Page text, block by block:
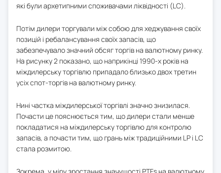
які були архетипними споживачами ліквідності (LC).
Потім дилери торгували між собою для хеджування своїх
позицій і ребалансування своїх запасів, що
забезпечувало значний обсяг торгів на валютному ринку.
На рисунку 2 показано, що наприкінці 1990-х років на
міждилерську торгівлю припадало близько двох третин
усіх спот-торгів на валютному ринку.
Нині частка міждилерської торгівлі значно знизилася.
Почасти це пояснюється тим, що дилери стали менше
покладатися на міждилерську торгівлю для контролю
запасів, а почасти тим, що грань між традиційними LP і LC
стала розмитою.
Зокрема, у міру зростання значущості PTFs на валютному